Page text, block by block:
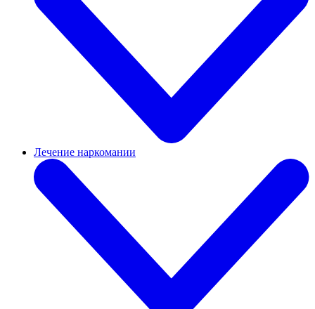
Лечение наркомании